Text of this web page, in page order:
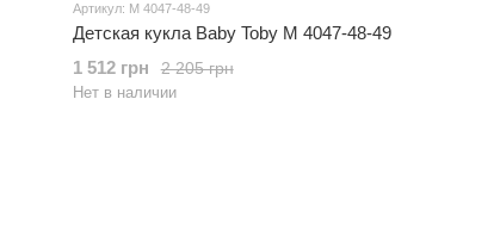
Артикул: M 4047-48-49
Детская кукла Baby Toby M 4047-48-49
2 205 грн
1 512 грн
Нет в наличии